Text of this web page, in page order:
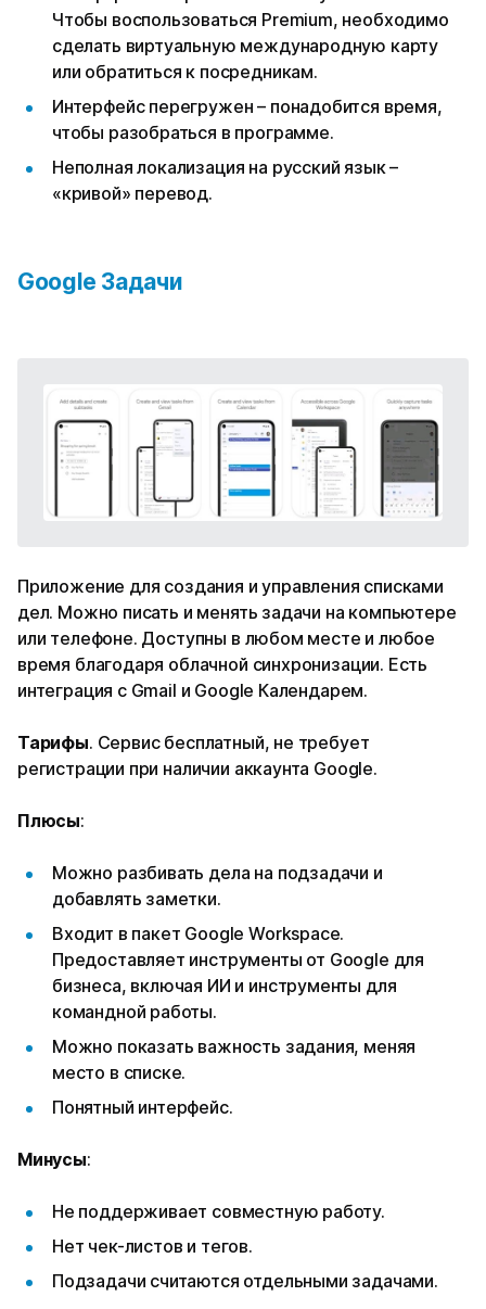
Чтобы воспользоваться Premium, необходимо
сделать виртуальную международную карту
или обратиться к посредникам.
Интерфейс перегружен – понадобится время,
чтобы разобраться в программе.
Неполная локализация на русский язык –
«кривой» перевод.
Google Задачи
Приложение для создания и управления списками
дел. Можно писать и менять задачи на компьютере
или телефоне. Доступны в любом месте и любое
время благодаря облачной синхронизации. Есть
интеграция с Gmail и Google Календарем.
Тарифы. Сервис бесплатный, не требует
регистрации при наличии аккаунта Google.
Плюсы:
Можно разбивать дела на подзадачи и
добавлять заметки.
Входит в пакет Google Workspace.
Предоставляет инструменты от Google для
бизнеса, включая ИИ и инструменты для
командной работы.
Можно показать важность задания, меняя
место в списке.
Понятный интерфейс.
Минусы:
Не поддерживает совместную работу.
Нет чек-листов и тегов.
Подзадачи считаются отдельными задачами.